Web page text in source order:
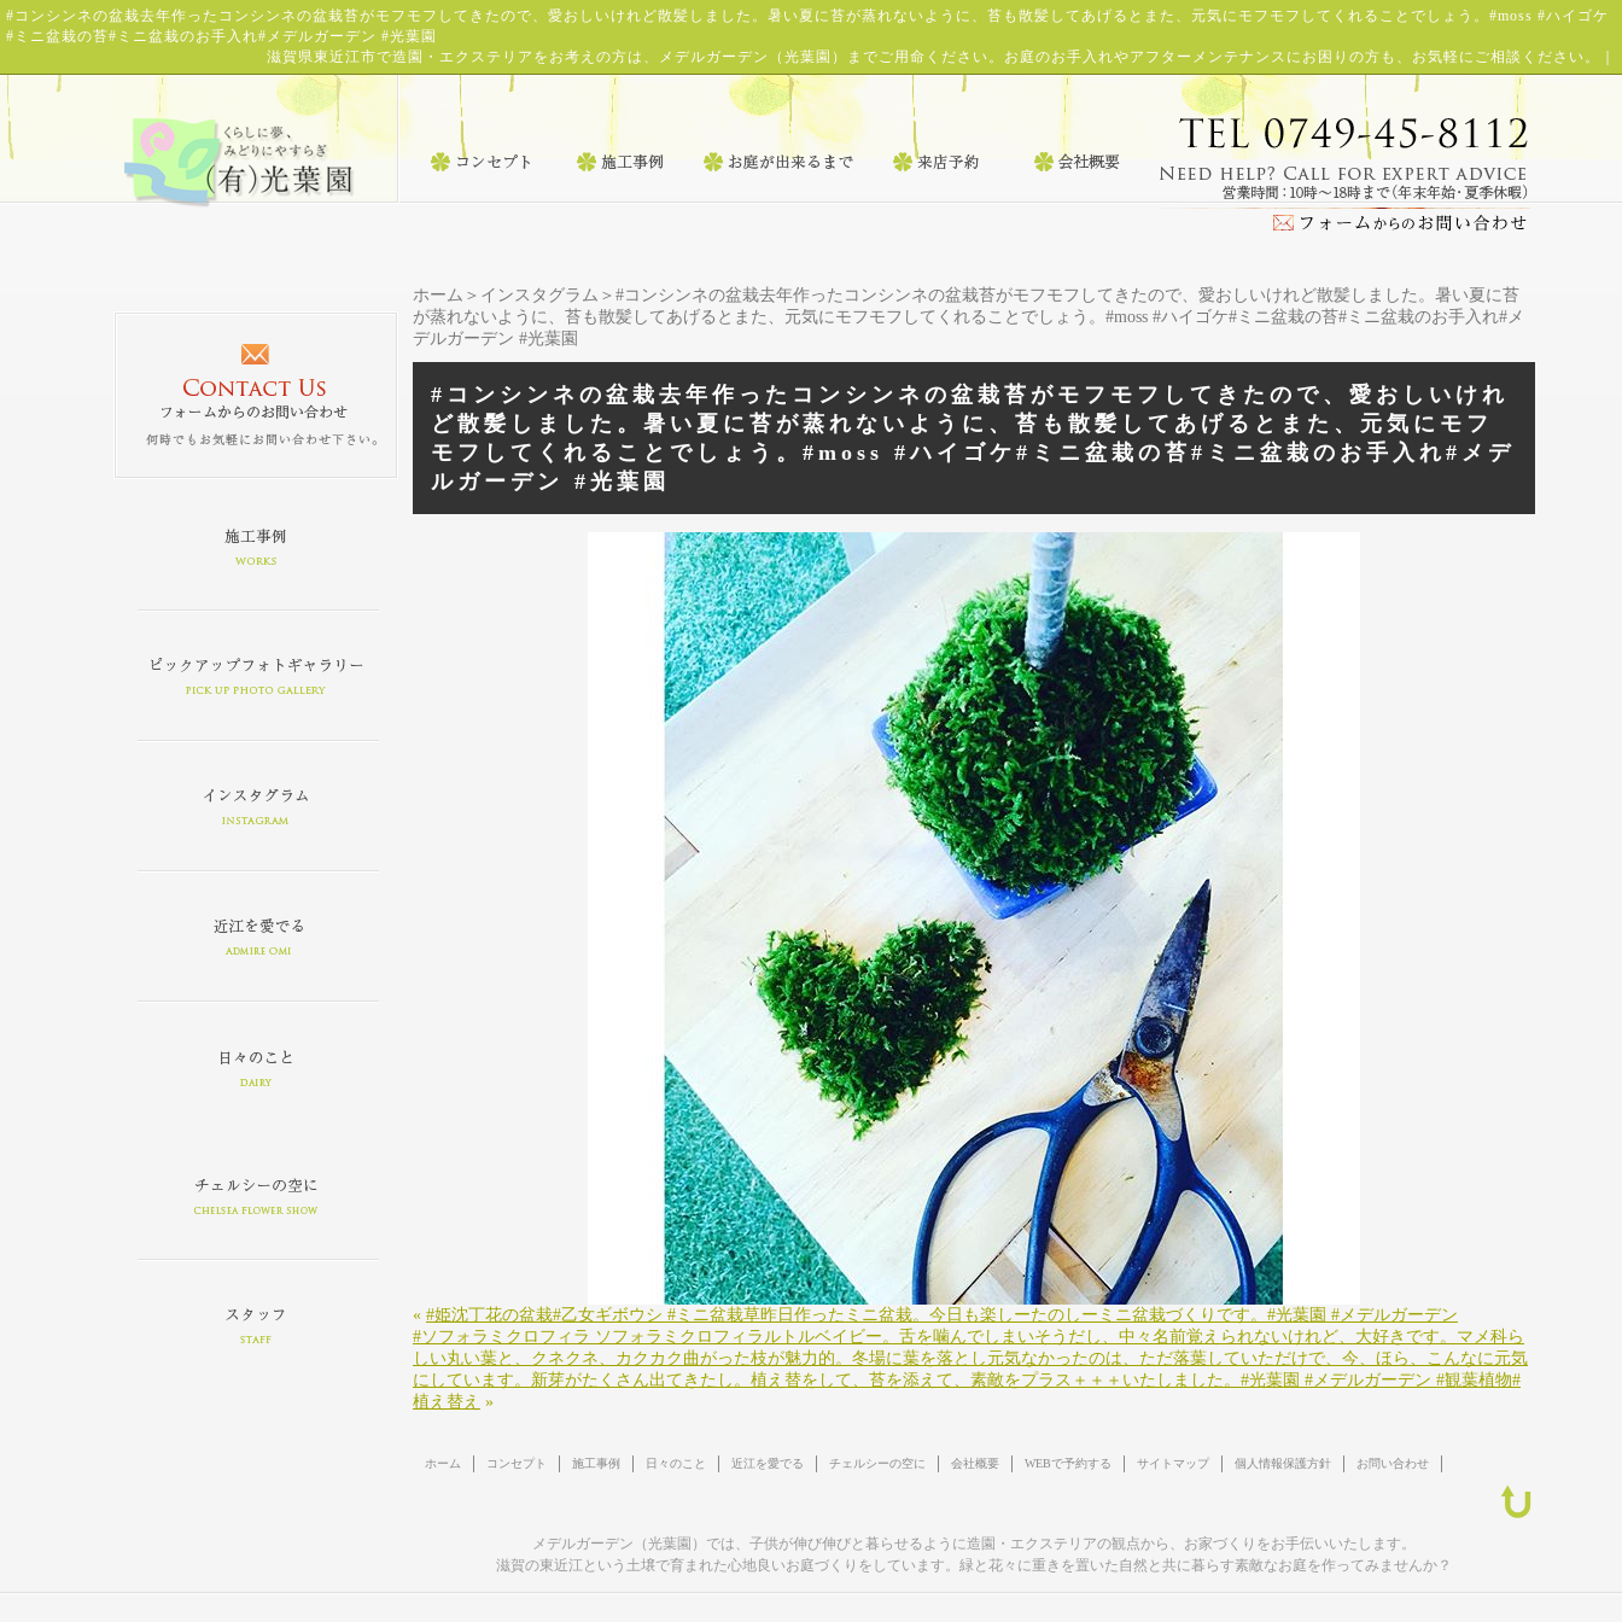
#コンシンネの盆栽去年作ったコンシンネの盆栽苔がモフモフしてきたので、愛おしいけれど散髪しました。暑い夏に苔が蒸れないように、苔も散髪してあげるとまた、元気にモフモフしてくれることでしょう。#moss #ハイゴケ
#ミニ盆栽の苔#ミニ盆栽のお手入れ#メデルガーデン #光葉園
滋賀県東近江市で造園・エクステリアをお考えの方は、メデルガーデン（光葉園）までご用命ください。お庭のお手入れやアフターメンテナンスにお困りの方も、お気軽にご相談ください。
ホーム ＞ インスタグラム ＞#コンシンネの盆栽去年作ったコンシンネの盆栽苔がモフモフしてきたので、愛おしいけれど散髪しました。暑い夏に苔
が蒸れないように、苔も散髪してあげるとまた、元気にモフモフしてくれることでしょう。#moss #ハイゴケ#ミニ盆栽の苔#ミニ盆栽のお手入れ#メ
デルガーデン #光葉園
#コンシンネの盆栽去年作ったコンシンネの盆栽苔がモフモフしてきたので、愛おしいけれ
ど散髪しました。暑い夏に苔が蒸れないように、苔も散髪してあげるとまた、元気にモフ
モフしてくれることでしょう。#moss #ハイゴケ#ミニ盆栽の苔#ミニ盆栽のお手入れ#メデ
ルガーデン #光葉園
« #姫沈丁花の盆栽#乙女ギボウシ #ミニ盆栽草昨日作ったミニ盆栽。今日も楽しーたのしーミニ盆栽づくりです。#光葉園 #メデルガーデン
#ソフォラミクロフィラ ソフォラミクロフィラルトルベイビー。舌を噛んでしまいそうだし、中々名前覚えられないけれど、大好きです。マメ科ら
しい丸い葉と、クネクネ、カクカク曲がった枝が魅力的。冬場に葉を落とし元気なかったのは、ただ落葉していただけで、今、ほら、こんなに元気
にしています。新芽がたくさん出てきたし。植え替をして、苔を添えて、素敵をプラス＋＋＋いたしました。#光葉園 #メデルガーデン #観葉植物#
植え替え »
ホーム コンセプト 施工事例 日々のこと 近江を愛でる チェルシーの空に 会社概要 WEBで予約する サイトマップ 個人情報保護方針 お問い合わせ
メデルガーデン（光葉園）では、子供が伸び伸びと暮らせるように造園・エクステリアの観点から、お家づくりをお手伝いいたします。
滋賀の東近江という土壌で育まれた心地良いお庭づくりをしています。緑と花々に重きを置いた自然と共に暮らす素敵なお庭を作ってみませんか？